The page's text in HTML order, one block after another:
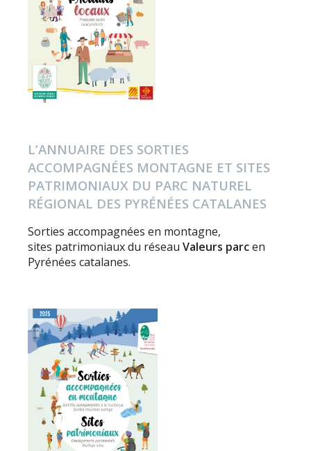
L’ANNUAIRE DES SORTIES
ACCOMPAGNÉES MONTAGNE ET SITES
PATRIMONIAUX DU PARC NATUREL
RÉGIONAL DES PYRÉNÉES CATALANES
Sorties accompagnées en montagne,
sites patrimoniaux du réseau Valeurs parcen
Pyrénées catalanes.